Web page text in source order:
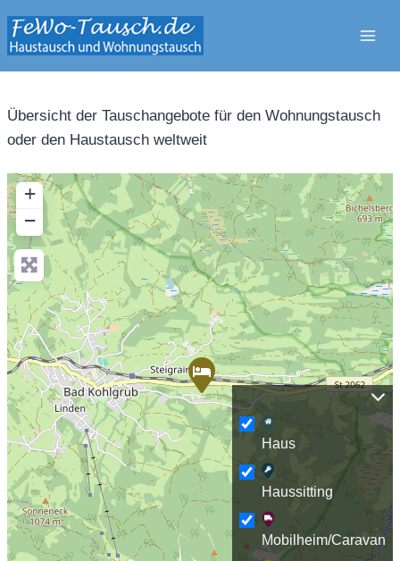
Inhalt
springen
Übersicht der Tauschangebote für den Wohnungstausch
oder den Haustausch weltweit
+
−
Haus
Haussitting
Mobilheim/Caravan